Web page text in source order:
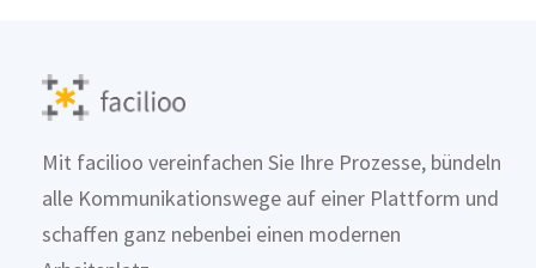
Mit facilioo vereinfachen Sie Ihre Prozesse, bündeln
alle Kommunikationswege auf einer Plattform und
schaffen ganz nebenbei einen modernen